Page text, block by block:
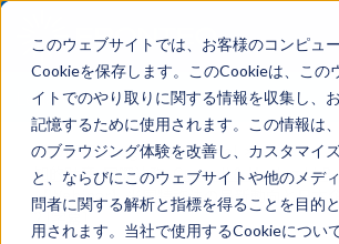
このウェブサイトでは、お客様のコンピュ
Cookieを保存します。このCookieは、この
イトでのやり取りに関する情報を収集し、
記憶するために使用されます。この情報は
のブラウジング体験を改善し、カスタマイ
と、ならびにこのウェブサイトや他のメデ
問者に関する解析と指標を得ることを目的
用されます。当社で使用するCookieについ
LegalTech AI Top
FRONTEO Legal Link Portal >
知的財産,国際法務, Crowell & Moring LLP
【Webinar】米国特許法の最新動向と日本
2 [字幕]